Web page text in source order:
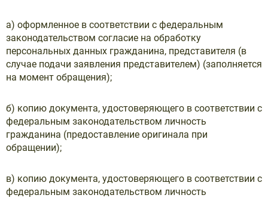
а) оформленное в соответствии с федеральным
законодательством согласие на обработку
персональных данных гражданина, представителя (в
случае подачи заявления представителем) (заполняется
на момент обращения);
б) копию документа, удостоверяющего в соответствии с
федеральным законодательством личность
гражданина (предоставление оригинала при
обращении);
в) копию документа, удостоверяющего в соответствии с
федеральным законодательством личность